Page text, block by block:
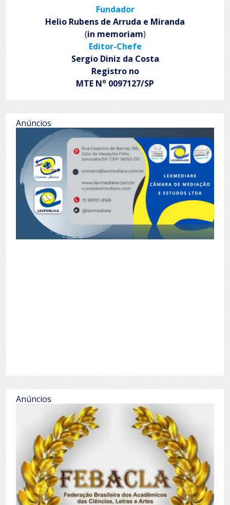
pretas
Fundador
Helio Rubens de Arruda e Miranda
(in memoriam)
Editor-Chefe
Sergio Diniz da Costa
Registro no
MTE No 0097127/SP
Anúncios
Anúncios